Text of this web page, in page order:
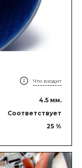
Что входит
4.5 мм.
Соответствует
25 %